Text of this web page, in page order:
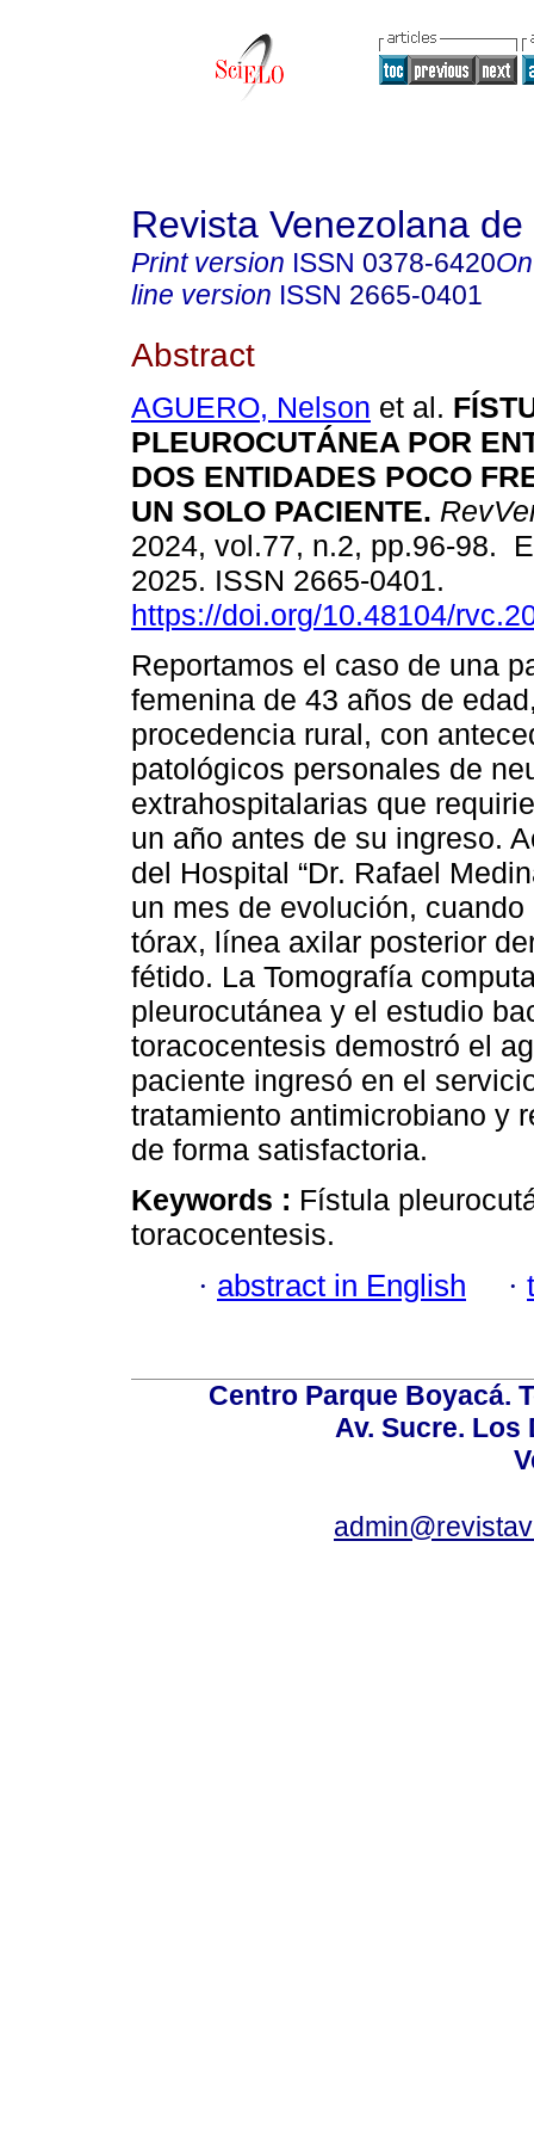
Revista Venezolana
Print version ISSN 0378-6420
line version ISSN 2665-0401
Abstract
AGUERO, Nelson et al.
PLEUROCUTÁNEA POR
DOS ENTIDADES POCO
UN SOLO PACIENTE.
2024, vol.77, n.2, pp.96-98.
2025. ISSN 2665-0401.
https://doi.org/10.48104/
Reportamos el caso de una
femenina de 43 años de
procedencia rural, con
patológicos personales de
extrahospitalarias que
un año antes de su ingreso.
del Hospital “Dr. Rafael
un mes de evolución,
tórax, línea axilar posterior
fétido. La Tomografía
pleurocutánea y el estudio
toracocentesis demostró el
paciente ingresó en el
tratamiento antimicrobiano y
de forma satisfactoria.
Keywords : Fístula
toracocentesis.
· abstract in English ·
Centro Parque Boyacá.
Av. Sucre. Los